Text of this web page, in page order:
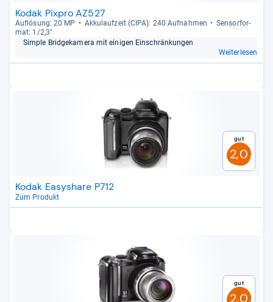
Kodak Pixpro AZ527
Auf­lö­sung: 20 MP Akku­lauf­zeit (CIPA): 240 Auf­nah­men
Sen­sor­for­
mat: 1/2,3"
Sim­ple Bridge­ka­mera mit eini­gen Ein­schrän­kun­gen
Weiterlesen
Gut
2,0
Kodak Easyshare P712
Zum Produkt
Gut
2,0